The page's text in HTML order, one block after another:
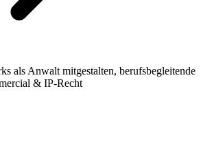
als Anwalt mitgestalten, berufsbegleitende
& IP-Recht